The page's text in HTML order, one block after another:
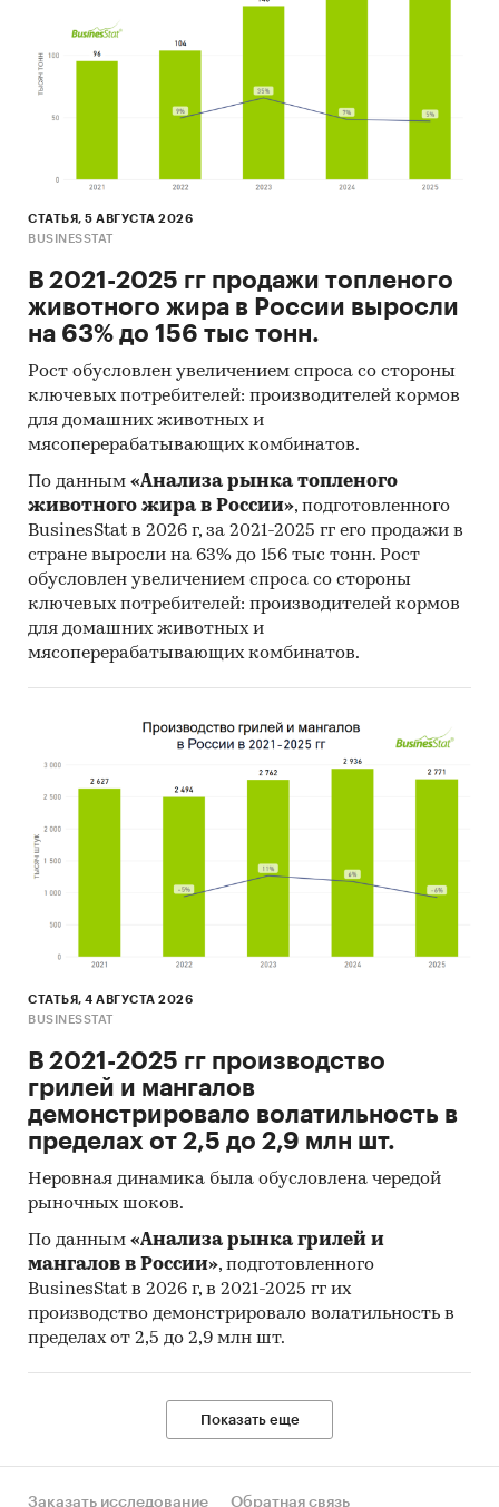
В дополнение к данному обзору BusinesStat
предлагает базы таможенных деклараций в
формате MS Excel, содержащие
дополнительную информацию: наименования
должности и телефоны декларантов, виды
транспорта при доставке товаров до и после
границы и пр.
Категории: Промышленность / / Пищевые
добавки / Растительные сливки
Россия
СТАТЬЯ, 5 АВГУСТА 2026
BUSINESSTAT
В 2021-2025 гг продажи топленого
животного жира в России выросли
на 63% до 156 тыс тонн.
Рост обусловлен увеличением спроса со стороны
ключевых потребителей: производителей кормов
для домашних животных и
мясоперерабатывающих комбинатов.
По данным «Анализа рынка топленого
животного жира в России», подготовленного
BusinesStat в 2026 г, за 2021-2025 гг его продажи в
стране выросли на 63% до 156 тыс тонн. Рост
обусловлен увеличением спроса со стороны
ключевых потребителей: производителей кормов
для домашних животных и
мясоперерабатывающих комбинатов.
СТАТЬЯ, 4 АВГУСТА 2026
BUSINESSTAT
В 2021-2025 гг производство
грилей и мангалов
демонстрировало волатильность в
пределах от 2,5 до 2,9 млн шт.
Неровная динамика была обусловлена чередой
рыночных шоков.
По данным «Анализа рынка грилей и
мангалов в России», подготовленного
BusinesStat в 2026 г, в 2021-2025 гг их
производство демонстрировало волатильность в
пределах от 2,5 до 2,9 млн шт.
Показать еще
Заказать исследование Обратная связь